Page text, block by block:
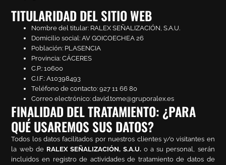
TITULARIDAD DEL SITIO WEB
Nombre del titular: RALEX SEÑALIZACIÓN, S.A.U.
Domicilio social: AV GOICOECHEA 26
Población: PLASENCIA
Provincia: CÁCERES
C.P.: 10600
C.I.F.: A10398493
Teléfono de contacto: 927 11 66 80
Correo electrónico: david.tome@gruporalex.es
FINALIDAD DEL TRATAMIENTO: ¿PARA
QUÉ USAREMOS SUS DATOS?
Todos los datos facilitados por nuestros clientes y/o visitantes en
la web de RALEX SEÑALIZACIÓN, S.A.U. o a su personal, serán
incluidos en registro de actividades de tratamiento de datos de